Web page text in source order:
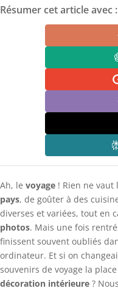
Résumer cet article avec :
Ah, le voyage ! Rien ne vaut
pays, de goûter à des
diverses et variées, tout en
photos. Mais une fois
finissent souvent oubliés
ordinateur. Et si on
souvenirs de voyage la
décoration intérieure ?